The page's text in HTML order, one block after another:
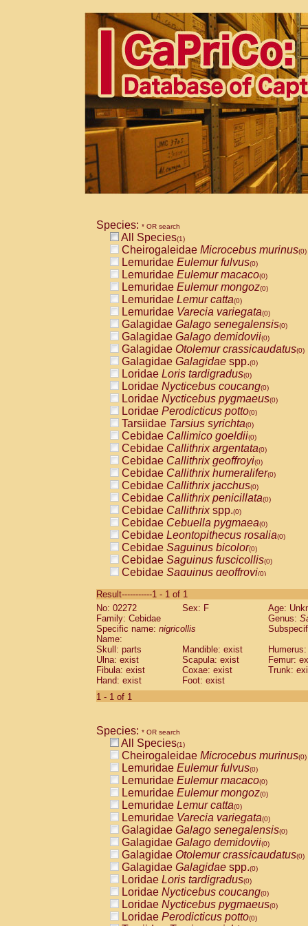
Species: * OR search
All Species(1)
Cheirogaleidae Microcebus murinus(0)
Lemuridae Eulemur fulvus(0)
Lemuridae Eulemur macaco(0)
Lemuridae Eulemur mongoz(0)
Lemuridae Lemur catta(0)
Lemuridae Varecia variegata(0)
Galagidae Galago senegalensis(0)
Galagidae Galago demidovii(0)
Galagidae Otolemur crassicaudatus(0)
Galagidae Galagidae spp.(0)
Loridae Loris tardigradus(0)
Loridae Nycticebus coucang(0)
Loridae Nycticebus pygmaeus(0)
Loridae Perodicticus potto(0)
Tarsiidae Tarsius syrichta(0)
Cebidae Callimico goeldii(0)
Cebidae Callithrix argentata(0)
Cebidae Callithrix geoffroyi(0)
Cebidae Callithrix humeralifer(0)
Cebidae Callithrix jacchus(0)
Cebidae Callithrix penicillata(0)
Cebidae Callithrixspp.(0)
Cebidae Cebuella pygmaea(0)
Cebidae Leontopithecus rosalia(0)
Cebidae Saguinus bicolor(0)
Cebidae Saguinus fuscicollis(0)
Cebidae Saguinus geoffroyi(0)
CebidaeSaguinus labiatus(0)
Cebidae Saguinus leucopus (0)
Cebidae
CebidaeSaguinus mystax
Cebidae Saguinus nigricollis (1)
Cebidae Saguinus oedipus
Cebidae Saguinus weddelli
Cebidae Saguinusspp.
Cebidae
CebidaeCebus capucinus
CebidaeCebus nigrivittatus
CebidaeCebus spp.(0)
CebidaeSaimiri boliviensis(0)
CebidaeSaimiri sciureus(0)
AtelidaeAlouatta caraya(0)
AtelidaeAlouatta fusca(0)
AtelidaeAlouatta seniculus(0)
AtelidaeAlouattaspp.(0)
AtelidaeAteles belzebuth(0)
AtelidaeAteles geoffroyi(0)
AtelidaeAteles paniscus(0)
AtelidaeAtelesspp.(0)
AtelidaeLagothrix lagothricha(0)
AtelidaeLagothrix lagothricha cana
PitheciidaeCacajao calvus
Result-----------1 - 1 of 1
No: 02272
Sex: F
Age:
Family: Cebidae
Genus:
Specific name: nigricollis
Name:
Skull: parts
Mandible: exist
Ulna: exist
Scapula: exist
Femur:
Fibula: exist
Coxae: exist
Trunk:
Hand: exist
Foot: exist
1 - 1 of 1
Species: * OR search
All Species(1)
Cheirogaleidae Microcebus murinus(0)
Lemuridae Eulemur fulvus(0)
Lemuridae Eulemur macaco(0)
Lemuridae Eulemur mongoz(0)
Lemuridae Lemur catta(0)
Lemuridae Varecia variegata(0)
Galagidae Galago senegalensis(0)
Galagidae Galago demidovii(0)
Galagidae Otolemur crassicaudatus(0)
Galagidae Galagidae spp.(0)
Loridae Loris tardigradus(0)
Loridae Nycticebus coucang(0)
Loridae Nycticebus pygmaeus(0)
Loridae Perodicticus potto(0)